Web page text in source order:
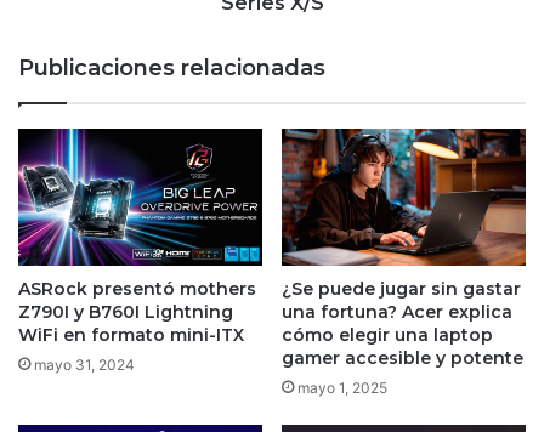
Publicaciones relacionadas
ASRock presentó mothers
Z790I y B760I Lightning
WiFi en formato mini-ITX
mayo 31, 2024
¿Se puede jugar sin gastar
una fortuna? Acer explica
cómo elegir una laptop
gamer accesible y potente
mayo 1, 2025